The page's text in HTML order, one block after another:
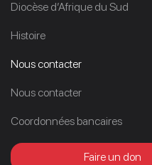
Diocèse d’Afrique du Sud
Histoire
Nous contacter
Nous contacter
Coordonnées bancaires
Faire un don